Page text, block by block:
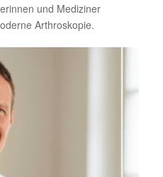
und Mediziner
Arthroskopie.